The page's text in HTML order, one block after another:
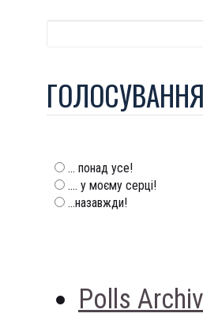
ГОЛОСУВАННЯ
... понад усе!
.... у моєму серці!
...назавжди!
Polls